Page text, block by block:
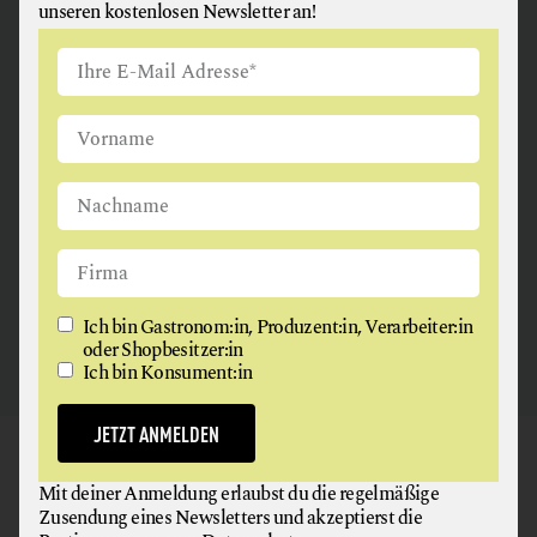
ANGUS & ARTHUR
FLEISCH + FLEISCHERZEUGNISSE
2326 Maria Lanzendorf
GAUMEN HOCH
NEWSLETTER
unseren kostenlosen Newsletter an!
Ich bin Gastronom:in, Produzent:in, Verarbeiter:in
oder Shopbesitzer:in
Ich bin Konsument:in
JETZT ANMELDEN
Mit deiner Anmeldung erlaubst du die regelmäßige
Zusendung eines Newsletters und akzeptierst die